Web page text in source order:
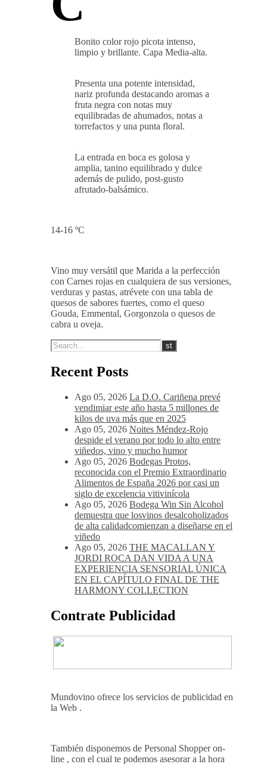
Bonito color rojo picota intenso,
limpio y brillante. Capa Media-alta.
Presenta una potente intensidad,
nariz profunda destacando aromas a
fruta negra con notas muy
equilibradas de ahumados, notas a
torrefactos y una punta floral.
La entrada en boca es golosa y
amplia, tanino equilibrado y dulce
además de pulido, post-gusto
afrutado-balsámico.
14-16 ºC
Vino muy versátil que Marida a la perfección
con Carnes rojas en cualquiera de sus versiones,
verduras y pastas, atrévete con una tabla de
quesos de sabores fuertes, como el queso
Gouda, Emmental, Gorgonzola o quesos de
cabra u oveja.
Recent Posts
Ago 05, 2026 La D.O. Cariñena prevé
vendimiar este año hasta 5 millones de
kilos de uva más que en 2025
Ago 05, 2026 Noites Méndez-Rojo
despide el verano por todo lo alto entre
viñedos, vino y mucho humor
Ago 05, 2026 Bodegas Protos,
reconocida con el Premio Extraordinario
Alimentos de España 2026 por casi un
siglo de excelencia vitivinícola
Ago 05, 2026 Bodega Win Sin Alcohol
demuestra que losvinos desalcoholizados
de alta calidadcomienzan a diseñarse en el
viñedo
Ago 05, 2026 THE MACALLAN Y
JORDI ROCA DAN VIDA A UNA
EXPERIENCIA SENSORIAL ÚNICA
EN EL CAPÍTULO FINAL DE THE
HARMONY COLLECTION
Contrate Publicidad
Mundovino ofrece los servicios de publicidad en
la Web .
También disponemos de Personal Shopper on-
line , con el cual te podemos asesorar a la hora